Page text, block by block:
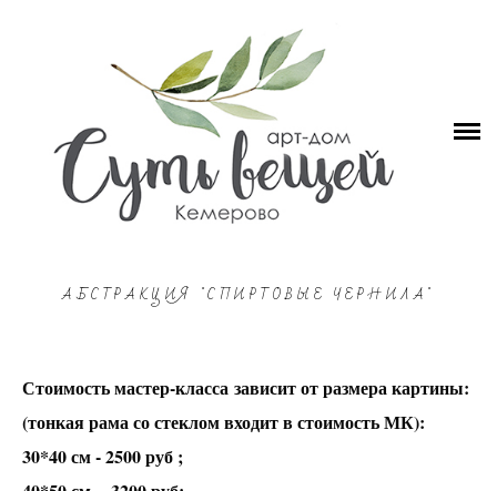
РАСПИСАНИЕ
ГОНЧАРНЫЕ мастер-классы
КАРТИНЫ разные темы
Интерьерная картина. Стилизация
АБСТРАКЦИЯ "СПИРТОВЫЕ ЧЕРНИЛА"
Стоимость мастер-класса зависит от размера картины:
(тонкая рама со стеклом входит в стоимость МК):
30*40 см - 2500 руб ;